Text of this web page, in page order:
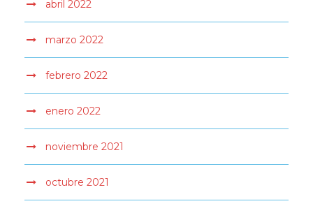
abril 2022
marzo 2022
febrero 2022
enero 2022
noviembre 2021
octubre 2021